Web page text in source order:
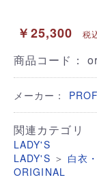
￥25,300 税
商品コード：
メーカー：
関連カテゴリ
LADY'S
LADY'S ＞ 白衣
ORIGINAL